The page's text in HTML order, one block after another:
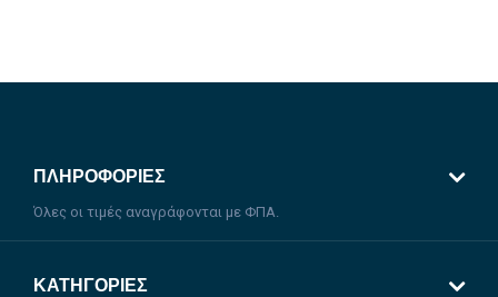
ΠΛΗΡΟΦΟΡΊΕΣ
Όλες οι τιμές αναγράφονται με ΦΠΑ.
ΚΑΤΗΓΟΡΊΕΣ